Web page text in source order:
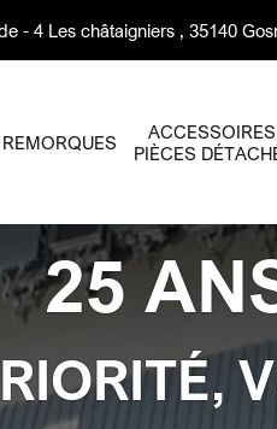
- 4 Les châtaigniers , 35140
PIÈCES
25